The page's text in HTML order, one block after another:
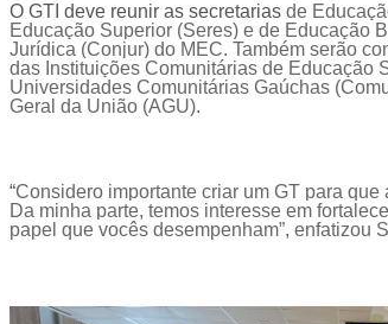
O GTI deve reunir as secretariasde
Educação Superior (Seres) e de Educação
Jurídica (Conjur) do MEC. Também serão
das Instituições Comunitárias de Educação
Universidades Comunitárias Gaúchas (
Geral da União (AGU).
“Considero importante criar um GT para que
Da minha parte, temos interesse em
papel que vocês desempenham”, enfatizou